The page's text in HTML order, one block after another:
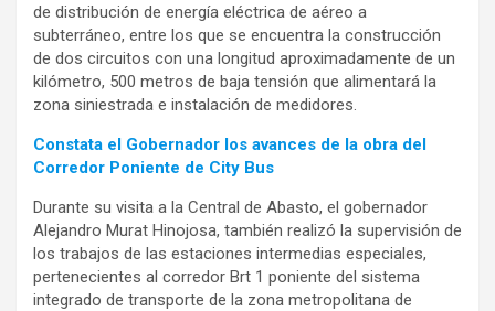
de distribución de energía eléctrica de aéreo a
subterráneo, entre los que se encuentra la construcción
de dos circuitos con una longitud aproximadamente de un
kilómetro, 500 metros de baja tensión que alimentará la
zona siniestrada e instalación de medidores.
Constata el Gobernador los avances de la obra del
Corredor Poniente de City Bus
Durante su visita a la Central de Abasto, el gobernador
Alejandro Murat Hinojosa, también realizó la supervisión de
los trabajos de las estaciones intermedias especiales,
pertenecientes al corredor Brt 1 poniente del sistema
integrado de transporte de la zona metropolitana de